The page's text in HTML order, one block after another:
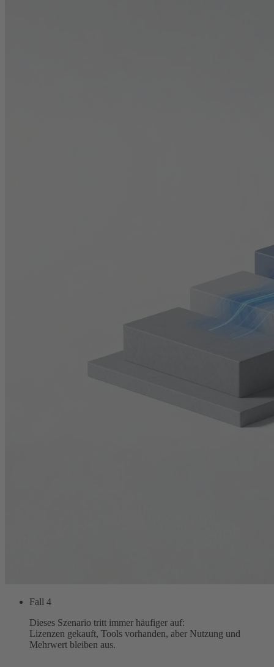
Fall 4
Dieses Szenario tritt immer häufiger auf:
Lizenzen gekauft, Tools vorhanden, aber Nutzung und
Mehrwert bleiben aus.